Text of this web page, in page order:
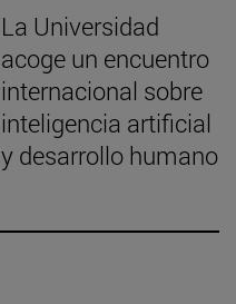
La Universidad
acoge un encuentro
internacional sobre
inteligencia artificial
y desarrollo humano